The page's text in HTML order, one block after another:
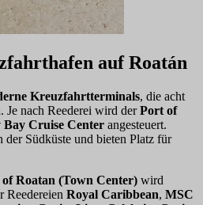
auf Roatán
Kreuzfahrtterminals, die acht
Je nach Reederei wird derPort of
Bay Cruise Center angesteuert.
Südküste und bieten Platz für
Roatan (Town Center) wird
Reedereien Royal Caribbean, MSC